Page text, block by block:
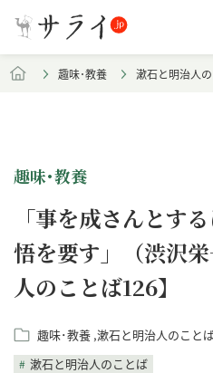
趣味･教養 漱石と明治人
趣味･教養
「事を成さんとす
悟を要す」（渋沢
人のことば126】
趣味･教養 漱石と明治人のこと
漱石と明治人のことば